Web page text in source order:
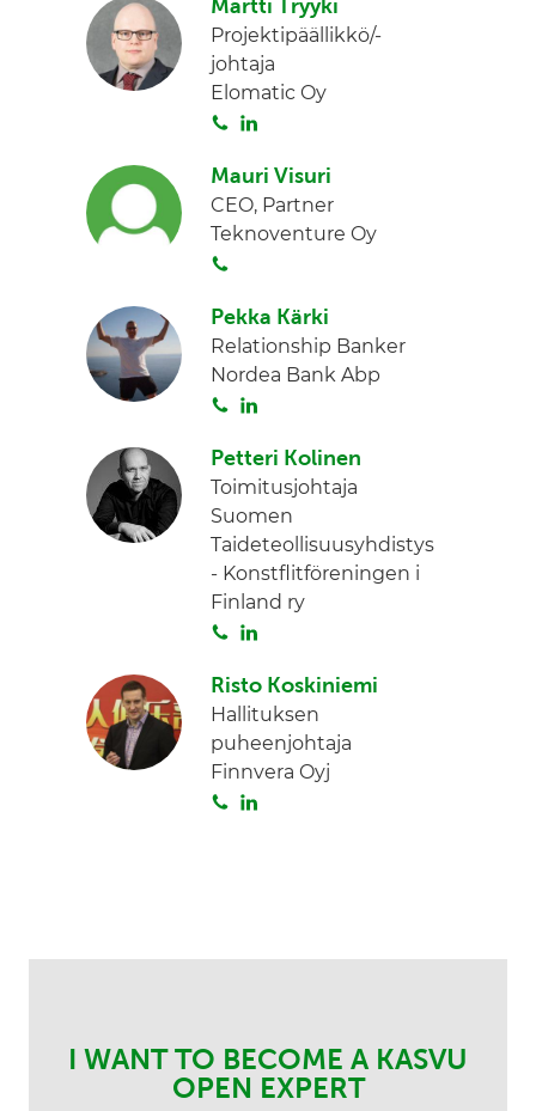
n
i
t
a
n
k
e
d
Martti Tryyki
Projektipäällikkö/-
johtaja
Elomatic Oy
S
i
t
a
n
k
e
n
Mauri Visuri
CEO, Partner
Teknoventure Oy
i
t
a
Pekka Kärki
Relationship Banker
Nordea Bank Abp
S
i
t
a
n
k
e
d
I
n
Petteri Kolinen
Toimitusjohtaja
Suomen
Taideteollisuusyhdistys
- Konstflitföreningen i
Finland ry
S
i
t
a
n
k
e
d
Risto Koskiniemi
Hallituksen
puheenjohtaja
Finnvera Oyj
S
I WANT TO BECOME A KASVU
OPEN EXPERT